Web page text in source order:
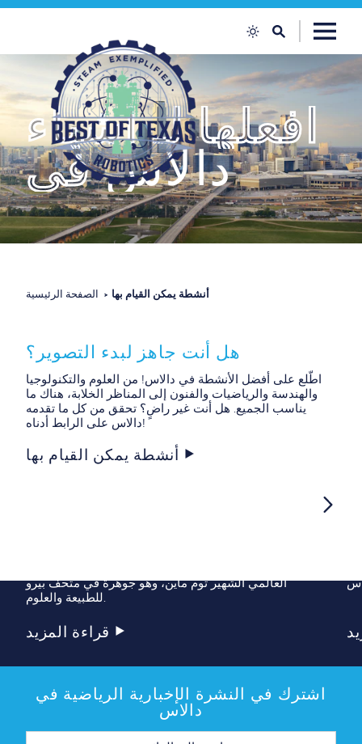
أشياء لـ افعلها
في دالاس
الصفحة الرئيسية أنشطة يمكن القيام بها
هل أنت جاهز لبدء التصوير؟
اطّلع على أفضل الأنشطة في دالاس! من العلوم والتكنولوجيا
والهندسة والرياضيات والفنون إلى المناظر الخلابة، هناك ما
يناسب الجميع. هل أنت غير راضٍ؟ تحقق من كل ما تقدمه
دالاس على الرابط أدناه!
أنشطة يمكن القيام بها
العالمي الشهير توم ماين، وهو جوهرة في متحف بيرو
قراءة المزيد
اشترك في النشرة الإخبارية الرياضية في
دالاس
عنوان